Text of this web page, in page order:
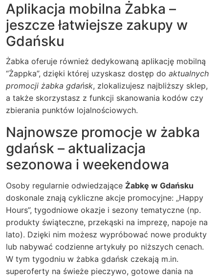
Aplikacja mobilna Żabka –
jeszcze łatwiejsze zakupy w
Gdańsku
Żabka oferuje również dedykowaną aplikację mobilną
“Żappka”, dzięki której uzyskasz dostęp do aktualnych
promocji żabka gdańsk, zlokalizujesz najbliższy sklep,
a także skorzystasz z funkcji skanowania kodów czy
zbierania punktów lojalnościowych.
Najnowsze promocje w żabka
gdańsk – aktualizacja
sezonowa i weekendowa
Osoby regularnie odwiedzające Żabkę w Gdańsku
doskonale znają cykliczne akcje promocyjne: „Happy
Hours”, tygodniowe okazje i sezony tematyczne (np.
produkty świąteczne, przekąski na imprezę, napoje na
lato). Dzięki nim możesz wypróbować nowe produkty
lub nabywać codzienne artykuły po niższych cenach.
W tym tygodniu w żabka gdańsk czekają m.in.
superoferty na świeże pieczywo, gotowe dania na